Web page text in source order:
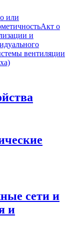
или
Акт о
и
вентиляции
сети и
и